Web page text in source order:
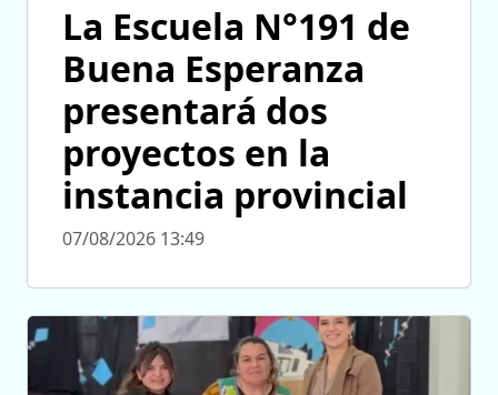
La Escuela N°191 de
Buena Esperanza
presentará dos
proyectos en la
instancia provincial
07/08/2026 13:49